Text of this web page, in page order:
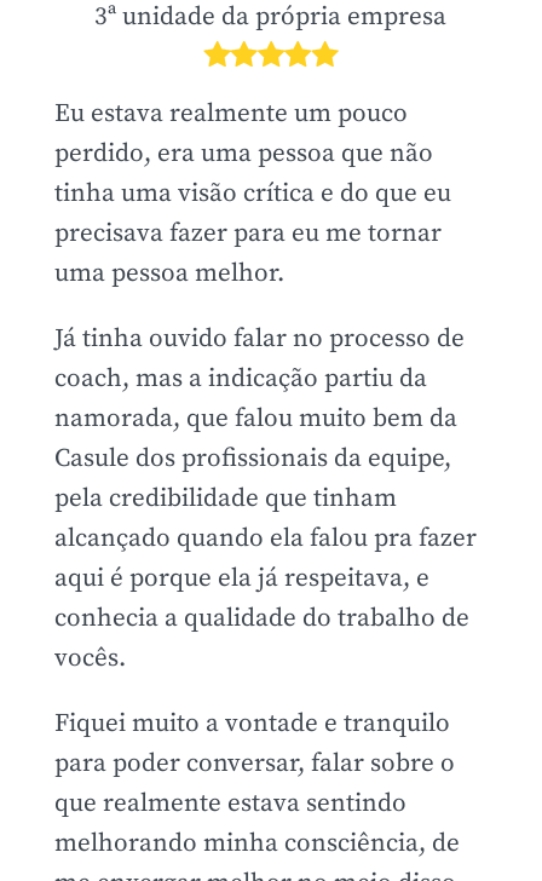
3ª unidade da própria empresa
Eu estava realmente um pouco
perdido, era uma pessoa que não
tinha uma visão crítica e do que eu
precisava fazer para eu me tornar
uma pessoa melhor.
Já tinha ouvido falar no processo de
coach, mas a indicação partiu da
namorada, que falou muito bem da
Casule dos profissionais da equipe,
pela credibilidade que tinham
alcançado quando ela falou pra fazer
aqui é porque ela já respeitava, e
conhecia a qualidade do trabalho de
vocês.
Fiquei muito a vontade e tranquilo
para poder conversar, falar sobre o
que realmente estava sentindo
melhorando minha consciência, de